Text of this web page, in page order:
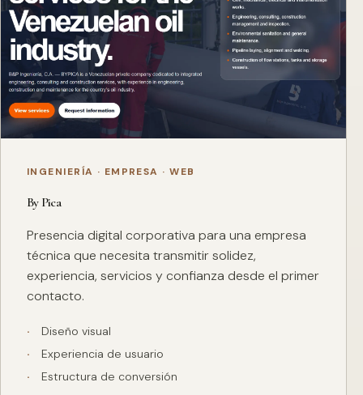
INGENIERÍA · EMPRESA · WEB
By Pica
Presencia digital corporativa para una empresa
técnica que necesita transmitir solidez,
experiencia, servicios y confianza desde el primer
contacto.
Diseño visual
Experiencia de usuario
Estructura de conversión